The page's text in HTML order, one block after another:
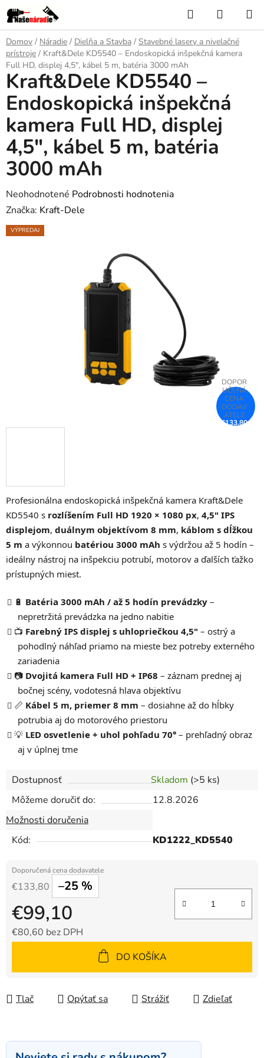
Prejsť
na
obsah
Hľadať
KOŠÍK
Domov / Náradie / Dielňa a Stavba / Stavebné lasery a nivelačné
prístroje / Kraft&Dele KD5540 – Endoskopická inšpekčná kamera
Full HD, displej 4,5", kábel 5 m, batéria 3000 mAh
Profesionálna endoskopická inšpekčná kamera Kraft&Dele
KD5540 s rozlíšením Full HD 1920 × 1080 px, 4,5" IPS
displejom, duálnym objektívom 8 mm, káblom s dĺžkou
5 m a výkonnou batériou 3000 mAh s výdržou až 5 hodín –
ideálny nástroj na inšpekciu potrubí, motorov a ďalších ťažko
prístupných miest.
🔋 Batéria 3000 mAh / až 5 hodín prevádzky –
nepretržitá prevádzka na jedno nabitie
📺 Farebný IPS displej s uhlopriečkou 4,5" – ostrý a
pohodlný náhľad priamo na mieste bez potreby externého
zariadenia
📷 Dvojitá kamera Full HD + IP68 – záznam prednej aj
bočnej scény, vodotesná hlava objektívu
📏 Kábel 5 m, priemer 8 mm – dosiahne až do hĺbky
potrubia aj do motorového priestoru
💡 LED osvetlenie + uhol pohľadu 70° – prehľadný obraz
aj v úplnej tme
Dostupnosť Skladom (>5 ks)
Môžeme doručiť do:
12.8.2026
Možnosti doručenia
Kód:
KD1222_KD5540
€133,80 –25 %
€99,10
€80,60 bez DPH
DO KOŠÍKA
Tlač Opýtať sa Strážiť Zdieľať
Kraft&Dele KD5540 –
Endoskopická inšpekčná
kamera Full HD, displej
4,5", kábel 5 m, batéria
3000 mAh
Priemerné
hodnotenie
produktu
Neohodnotené Podrobnosti hodnotenia
Značka: Kraft-Dele
VÝPREDAJ
€133,80